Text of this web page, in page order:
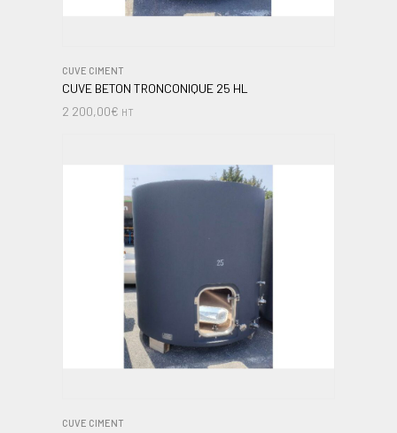
CUVE CIMENT
CUVE BETON TRONCONIQUE 25 HL
2 200,00€ HT
CUVE CIMENT